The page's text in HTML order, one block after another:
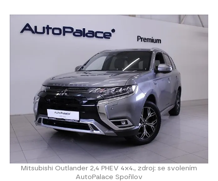
Mitsubishi Outlander 2,4 PHEV 4x4., zdroj: se svolením
AutoPalace Spořilov